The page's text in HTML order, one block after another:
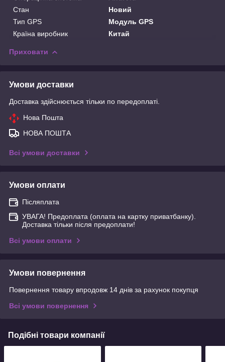
Стан
Новий
Тип GPS
Модуль GPS
Країна виробник
Китай
Приховати
Умови доставки
Доставка здійснюється тільки по передоплаті.
Нова Пошта
НОВА ПОШТА
Всі умови доставки
Умови оплати
Післяплата
УВАГА! Предоплата (оплата на картку приватбанку).
Доставка тільки після предоплати!
Всі умови оплати
Умови повернення
Повернення товару впродовж 14 днів за рахунок покупця
Всі умови повернення
Подібні товари компанії